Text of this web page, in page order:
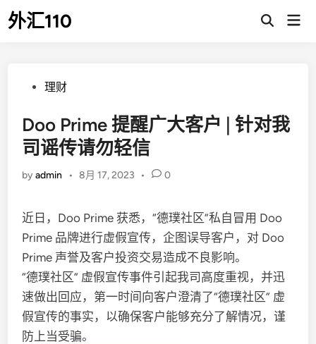
Skip
to外汇110
Open
Posted理财
Doo Prime 提醒广大客户 | 针对我
司谣传请勿轻信
byadmin • 8月 17, 2023 • 0
近日，Doo Prime 获悉，“德璞社区”私自冒用 Doo
Prime 品牌进行虚假宣传，企图误导客户，对 Doo
Prime 声誉及客户投资交易造成不良影响。
“德璞社区” 虚假宣传事件引起我司高度重视，并迅
速做出回应，第一时间向客户澄清了“德璞社区” 虚
假宣传的事实，以确保客户能够充分了解情况，谨
防上当受骗。